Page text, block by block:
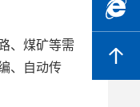
、煤矿等需
、自动传
http://